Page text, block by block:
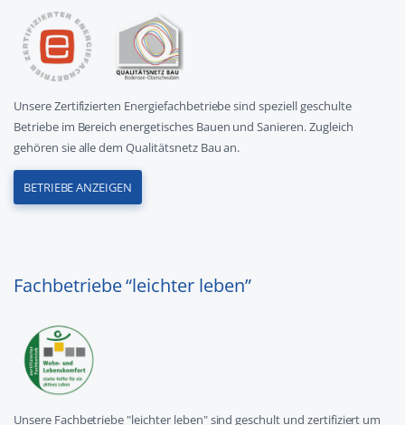
Unsere Zertifizierten Energiefachbetriebe sind speziell geschulte
Betriebe im Bereich energetisches Bauen und Sanieren. Zugleich
gehören sie alle dem Qualitätsnetz Bau an.
BETRIEBE ANZEIGEN
Fachbetriebe “leichter leben”
Unsere Fachbetriebe "leichter leben" sind geschult und zertifiziert um